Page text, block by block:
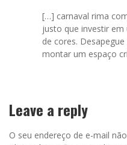
[…] carnaval rima
justo que investir
de cores.
montar um espaço
Leave a reply
O seu endereço de e-mail